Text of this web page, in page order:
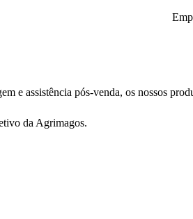
e assistência pós-venda, os nossos
da Agrimagos.